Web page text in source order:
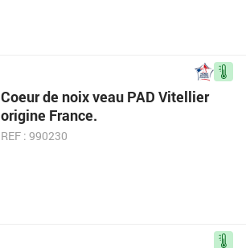
Coeur de noix veau PAD Vitellier
origine France.
REF : 990230